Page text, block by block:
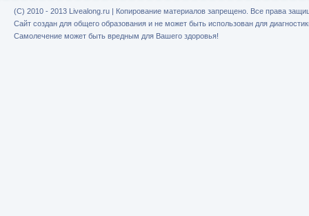
(C) 2010 - 2013 Livealong.ru | Копирование материалов запрещено. Все права
Сайт создан для общего образования и не может быть использован для
Самолечение может быть вредным для Вашего здоровья!